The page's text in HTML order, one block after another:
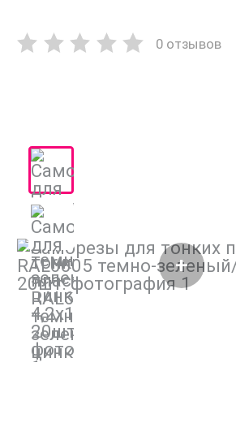
0 отзывов